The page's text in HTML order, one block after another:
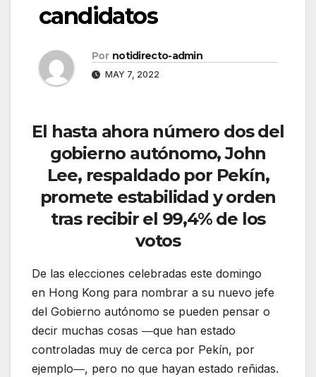
candidatos
Por notidirecto-admin
MAY 7, 2022
El hasta ahora número dos del
gobierno autónomo, John
Lee, respaldado por Pekín,
promete estabilidad y orden
tras recibir el 99,4% de los
votos
De las elecciones celebradas este domingo
en Hong Kong para nombrar a su nuevo jefe
del Gobierno autónomo se pueden pensar o
decir muchas cosas ―que han estado
controladas muy de cerca por Pekín, por
ejemplo―, pero no que hayan estado reñidas.